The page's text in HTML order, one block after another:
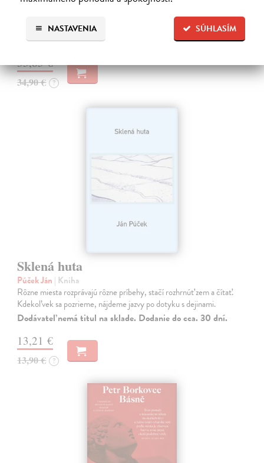
SÚHLASÍM
NASTAVENIA
Miroslavovi Válkovi (1927 – 1991) vidia deziluzívneho analytika
ľudskej situácie.
Na sklade
33,85 €
34,90 € ?
Sklená huta
Púček Ján | Kniha
Rôzne miesta rozprávajú rôzne príbehy, stačí rozhrnúť zem a čítať.
Kdekoľvek sa pozrieme, nájdeme jazvy po dotyku s dejinami.
Dodávateľ nemá titul na sklade. Dodanie do cca. 30 dní.
13,21 €
13,90 € ?